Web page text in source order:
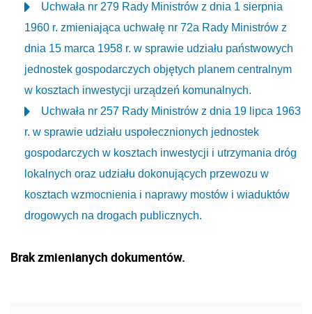
Uchwała nr 279 Rady Ministrów z dnia 1 sierpnia
1960 r. zmieniająca uchwałę nr 72a Rady Ministrów z
dnia 15 marca 1958 r. w sprawie udziału państwowych
jednostek gospodarczych objętych planem centralnym
w kosztach inwestycji urządzeń komunalnych.
Uchwała nr 257 Rady Ministrów z dnia 19 lipca 1963
r. w sprawie udziału uspołecznionych jednostek
gospodarczych w kosztach inwestycji i utrzymania dróg
lokalnych oraz udziału dokonujących przewozu w
kosztach wzmocnienia i naprawy mostów i wiaduktów
drogowych na drogach publicznych.
Brak zmienianych dokumentów.